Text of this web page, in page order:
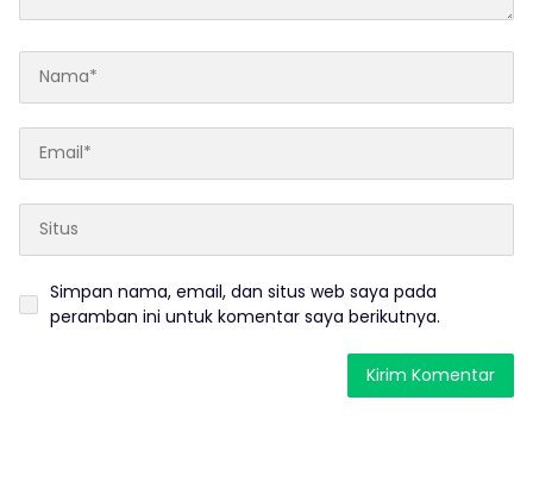
Simpan nama, email, dan situs web saya pada
peramban ini untuk komentar saya berikutnya.